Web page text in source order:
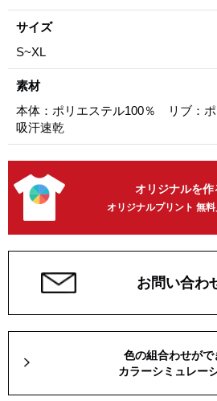
サイズ
S~XL
素材
本体：ポリエステル100％ リブ：ポ
吸汗速乾
オリジナルを作
オリジナルプリント 無
お問い合わ
色の組合わせがで
カラーシミュレー